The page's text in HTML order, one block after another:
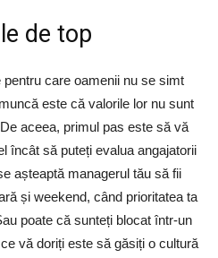
de top
care oamenii nu se simt
este că valorile lor nu sunt
aceea, primul pas este să vă
încât să puteți evalua angajatorii
așteaptă managerul tău să fii
și weekend, când prioritatea ta
poate că sunteți blocat într-un
vă doriți este să găsiți o cultură